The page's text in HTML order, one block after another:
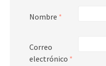
Nombre *
Correo
electrónico *